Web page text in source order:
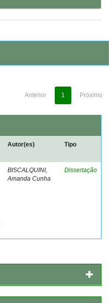
Anterior 1 Próximo
Autor(es) Tipo
BISCALQUINI,
Amanda Cunha
Dissertação